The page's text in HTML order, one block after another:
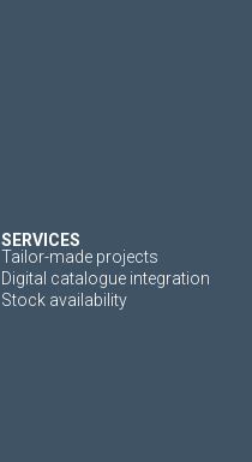
SERVICES
Tailor-made projects
Digital catalogue integration
Stock availability